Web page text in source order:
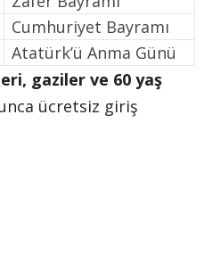
Cumhuriyet Bayramı
Atatürk’ü Anma Günü
gaziler ve 60 yaş
ücretsiz giriş